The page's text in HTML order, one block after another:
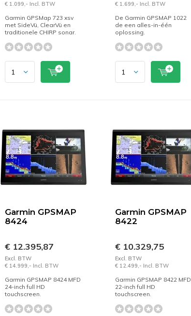
€ 1.099,- Incl. BTW
Garmin GPSMap 723 xsv
met SideVü, ClearVü en
traditionele CHIRP sonar.
€ 1.699,- Incl. BTW
De Garmin GPSMAP 1022
de een alles-in-één
oplossing.
Garmin GPSMAP
8424
€ 12.395,87
Excl. BTW
€ 14.999,- Incl. BTW
Garmin GPSMAP 8424 MFD
24-inch full HD
touchscreen.
Garmin GPSMAP
8422
€ 10.329,75
Excl. BTW
€ 12.499,- Incl. BTW
Garmin GPSMAP 8422 MFD
22-inch full HD
touchscreen.